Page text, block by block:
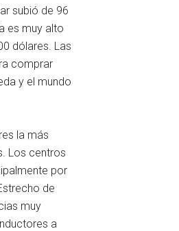
subió de 96
es muy alto
dólares. Las
comprar
y el mundo
la más
Los centros
por
de
muy
a